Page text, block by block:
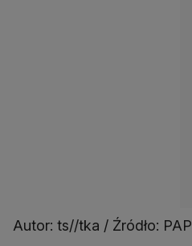
Autor: ts//tka / Źródło: PAP